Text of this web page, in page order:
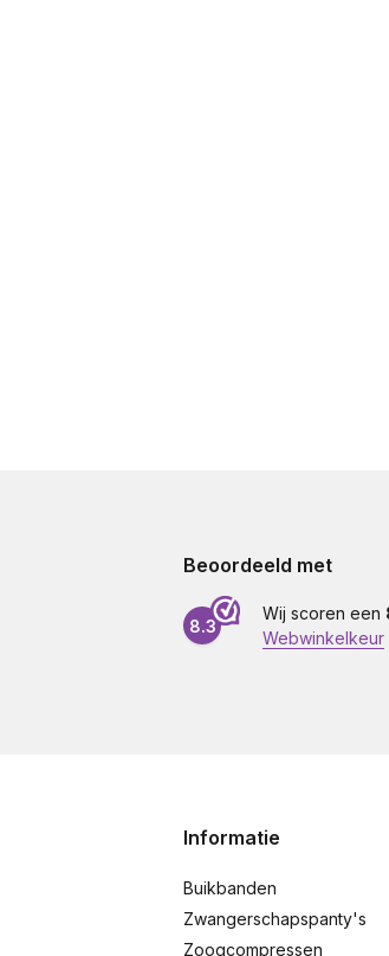
Beoordeeld met
8.3
Wij scoren een
Webwinkelkeur
Informatie
Buikbanden
Zwangerschapspanty's
Zoogcompressen